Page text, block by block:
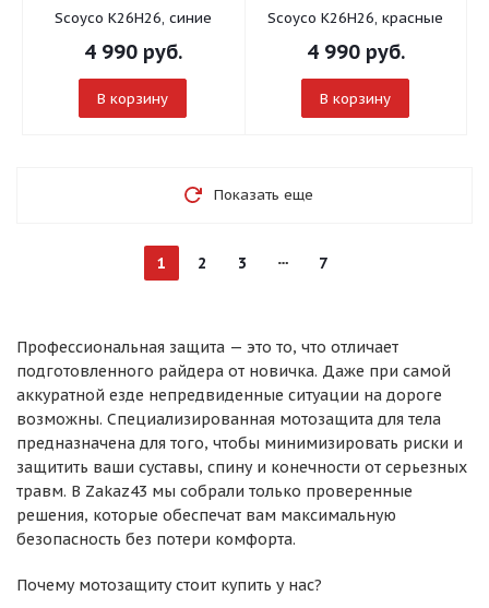
Scoyco К26H26, синие
4 990руб.
В корзину
Scoyco К26H26, красные
4 990руб.
В корзину
Показать еще
1 2 3 7
Профессиональная защита — это то, что отличает
подготовленного райдера от новичка. Даже при самой
аккуратной езде непредвиденные ситуации на дороге
возможны. Специализированная мотозащита для тела
предназначена для того, чтобы минимизировать риски и
защитить ваши суставы, спину и конечности от серьезных
травм. В Zakaz43 мы собрали только проверенные
решения, которые обеспечат вам максимальную
безопасность без потери комфорта.
Почему мотозащиту стоит купить у нас?